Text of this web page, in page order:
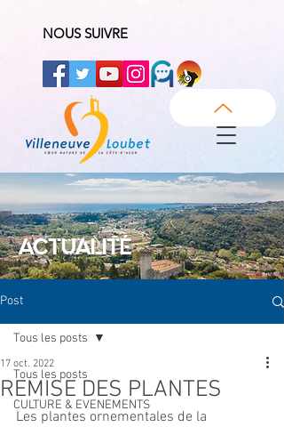
NOUS SUIVRE
ACTUALITÉ
Post
Tous les posts
CULTURE & EVENEMENTS
Tous les posts
REMISE DES PLANTES
17 oct. 2022
Les plantes ornementales de la